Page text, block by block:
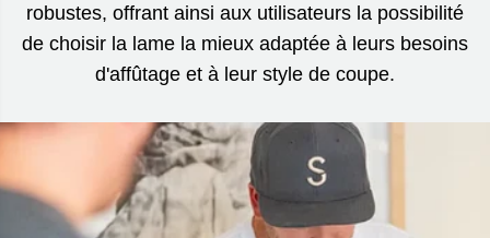
robustes, offrant ainsi aux utilisateurs la possibilité
de choisir la lame la mieux adaptée à leurs besoins
d'affûtage et à leur style de coupe.